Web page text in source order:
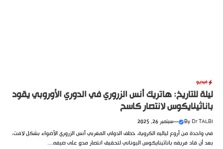
فيديو
ليلة للتاريخ: هاتريك أنس الزروري في الدوري الأوروبي يقود
باناثينايكوس لانتصار كاسح
By Dr TALBI
—سبتمبر 26, 2025
في واحدة من أروع لياليه الكروية، خطف الدولي المغربي أنس الزروري الأضواء بشكل لافت،
بعد أن قاد فريقه باناثينايكوس اليوناني لتحقيق انتصار مدوٍ على ضيفه....